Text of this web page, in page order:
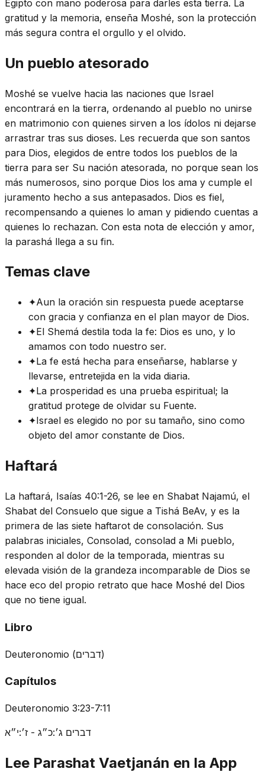
Egipto con mano poderosa para darles esta tierra. La
gratitud y la memoria, enseña Moshé, son la protección
más segura contra el orgullo y el olvido.
Un pueblo atesorado
Moshé se vuelve hacia las naciones que Israel
encontrará en la tierra, ordenando al pueblo no unirse
en matrimonio con quienes sirven a los ídolos ni dejarse
arrastrar tras sus dioses. Les recuerda que son santos
para Dios, elegidos de entre todos los pueblos de la
tierra para ser Su nación atesorada, no porque sean los
más numerosos, sino porque Dios los ama y cumple el
juramento hecho a sus antepasados. Dios es fiel,
recompensando a quienes lo aman y pidiendo cuentas a
quienes lo rechazan. Con esta nota de elección y amor,
la parashá llega a su fin.
Temas clave
✦Aun la oración sin respuesta puede aceptarse
con gracia y confianza en el plan mayor de Dios.
✦El Shemá destila toda la fe: Dios es uno, y lo
amamos con todo nuestro ser.
✦La fe está hecha para enseñarse, hablarse y
llevarse, entretejida en la vida diaria.
✦La prosperidad es una prueba espiritual; la
gratitud protege de olvidar su Fuente.
✦Israel es elegido no por su tamaño, sino como
objeto del amor constante de Dios.
Haftará
La haftará, Isaías 40:1-26, se lee en Shabat Najamú, el
Shabat del Consuelo que sigue a Tishá BeAv, y es la
primera de las siete haftarot de consolación. Sus
palabras iniciales, Consolad, consolad a Mi pueblo,
responden al dolor de la temporada, mientras su
elevada visión de la grandeza incomparable de Dios se
hace eco del propio retrato que hace Moshé del Dios
que no tiene igual.
Libro
Deuteronomio (דברים)
Capítulos
Deuteronomio 3:23-7:11
דברים ג׳:כ״ג - ז׳:י״א
Lee Parashat Vaetjanán en la App